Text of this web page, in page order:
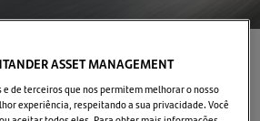
ASSET MANAGEMENT
de terceiros que nos permitem melhorar o nosso
experiência, respeitando a sua privacidade. Você